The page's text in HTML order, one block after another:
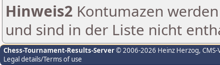
Hinweis2 Kontumazen
und sind in der Liste nicht
Chess-Tournament-Results-Server© 2006-2026 Heinz Herzog,
Legal details/Terms of use